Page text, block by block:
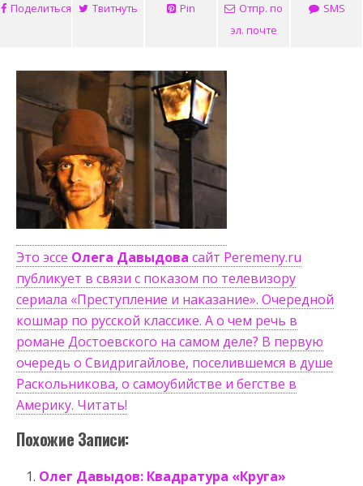
Поделиться Твитнуть Pin
Отпр. по
эл. почте
SMS
Это эссе Олега Давыдова сайт Peremeny.ru
публикует в связи с показом по телевизору
сериала «Преступление и наказание». Очередной
кошмар по русской классике. А о чем речь в
романе Достоевского на самом деле? В первую
очередь о Свидригайлове, поселившемся в душе
Раскольникова, о самоубийстве и бегстве в
Америку. Читать!
Похожие Записи:
Олег Давыдов: Квадратура «Круга»